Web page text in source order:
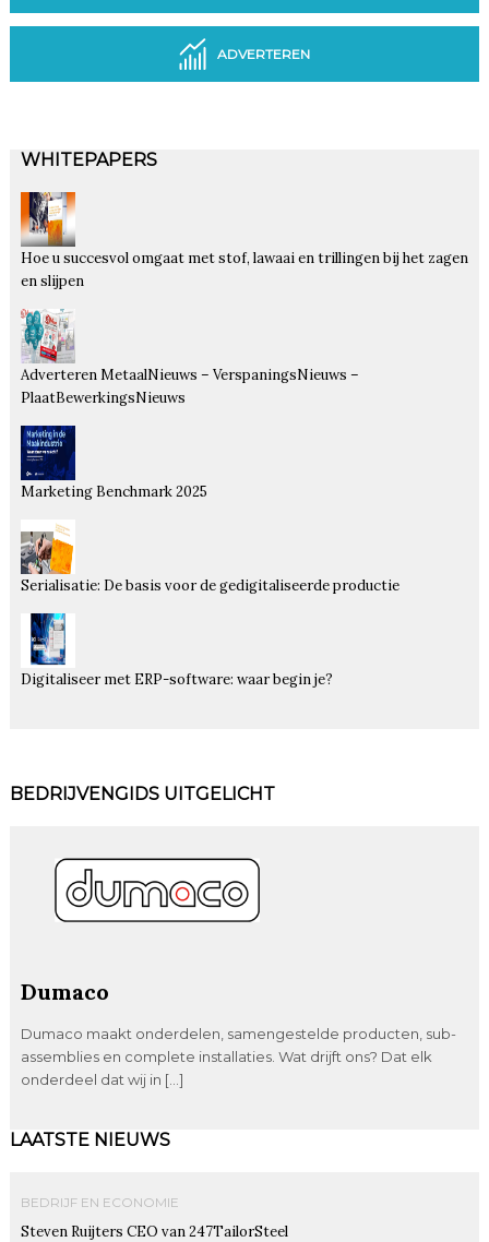
ADVERTEREN
WHITEPAPERS
Hoe u succesvol omgaat met stof, lawaai en trillingen bij het zagen
en slijpen
Adverteren MetaalNieuws – VerspaningsNieuws –
PlaatBewerkingsNieuws
Marketing Benchmark 2025
Serialisatie: De basis voor de gedigitaliseerde productie
Digitaliseer met ERP-software: waar begin je?
BEDRIJVENGIDS UITGELICHT
Dumaco
Dumaco maakt onderdelen, samengestelde producten, sub-
assemblies en complete installaties. Wat drijft ons? Dat elk
onderdeel dat wij in […]
LAATSTE NIEUWS
BEDRIJF EN ECONOMIE
Steven Ruijters CEO van 247TailorSteel